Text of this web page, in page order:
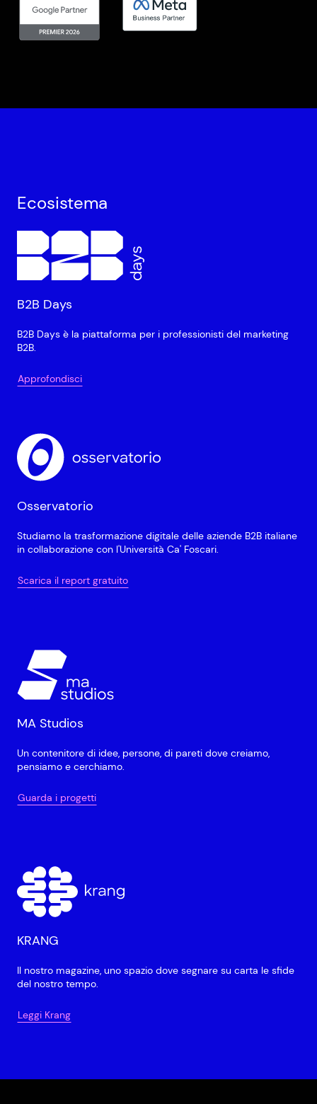
Ecosistema
B2B Days
B2B Days è la piattaforma per i professionisti del marketing
B2B.
Approfondisci
Osservatorio
Studiamo la trasformazione digitale delle aziende B2B italiane
in collaborazione con l'Università Ca' Foscari.
Scarica il report gratuito
MA Studios
Un contenitore di idee, persone, di pareti dove creiamo,
pensiamo e cerchiamo.
Guarda i progetti
KRANG
Il nostro magazine, uno spazio dove segnare su carta le sfide
del nostro tempo.
Leggi Krang